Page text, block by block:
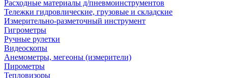
Расходные материалы д/пневмоинструментов
Тележки гидровлические, грузовые и складские
Измерительно-разметочный инструмент
Гигрометры
Ручные рулетки
Видеоскопы
Анемометры, мегеоны (измерители)
Пирометры
Тепловизоры